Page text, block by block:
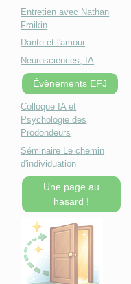
Entretien avec Nathan
Fraikin
Dante et l'amour
Neurosciences, IA
Évènements EFJ
Colloque IA et
Psychologie des
Prodondeurs
Séminaire Le chemin
d'individuation
Une page au
hasard !